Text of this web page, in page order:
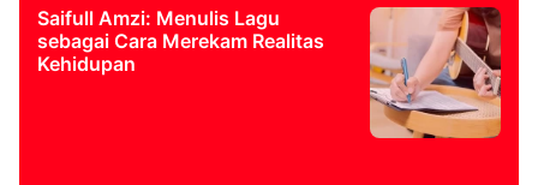
Saifull Amzi: Menulis Lagu
sebagai Cara Merekam Realitas
Kehidupan